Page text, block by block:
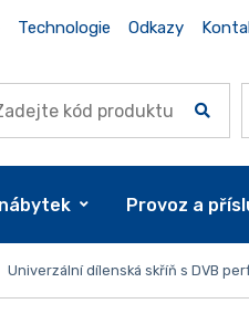
Technologie Odkazy
Provoz a
Univerzální dílenská skříň s DVB